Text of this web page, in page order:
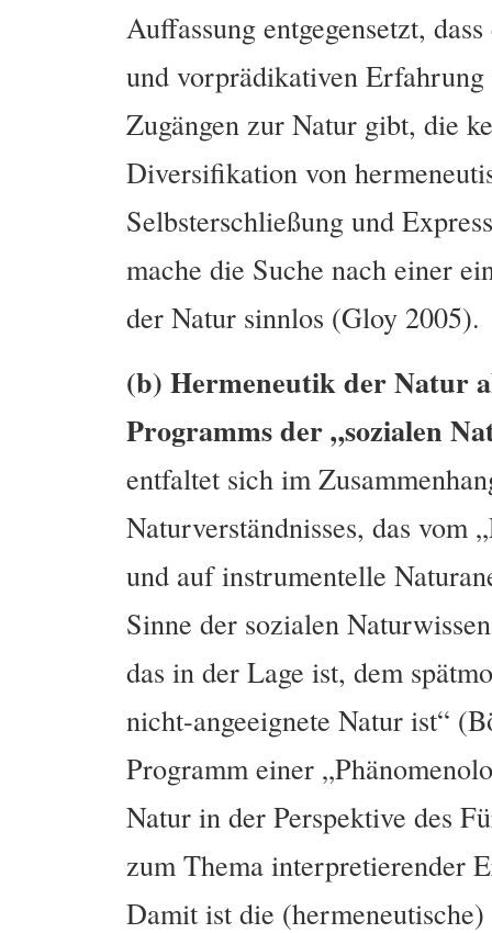
Auffassung entgegensetzt,
und vorprädikativen
Zugängen zur Natur gibt, die
Diversifikation von
Selbsterschließung und
mache die Suche nach einer
der Natur sinnlos (Gloy 2005).
(b) Hermeneutik der Natur
Programms der „sozialen
entfaltet sich im
Naturverständnisses, das
und auf instrumentelle
Sinne der sozialen
das in der Lage ist, dem
nicht-angeeignete Natur ist“
Programm einer
Natur in der Perspektive des
zum Thema interpretierender
Damit ist die